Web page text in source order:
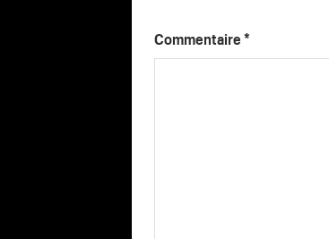
Commentaire *